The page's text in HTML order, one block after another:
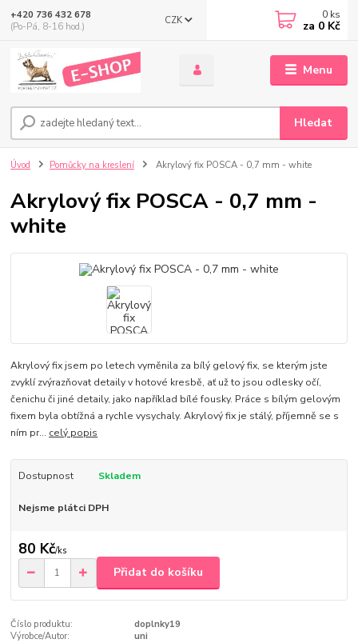
Menu
CZK
Hledat
+420 736 432 678
(Po-Pá, 8-16 hod.)
0 ks
za 0 Kč
Úvod Pomůcky na kreslení Akrylový fix POSCA - 0,7 mm - white
Akrylový fix POSCA - 0,7 mm -
white
Akrylový fix jsem po letech vyměnila za bílý gelový fix, se kterým jste
zvyklí zvýrazňovat detaily v hotové kresbě, ať už to jsou odlesky očí,
čenichu či jiné detaily, jako například bílé fousky. Práce s bílým gelovým
fixem byla obtížná a rychle vysychaly. Akrylový fix je stálý, příjemně se s
ním pr... celý popis
Dostupnost Skladem
Nejsme plátci DPH
80 Kč/ks
Přidat do košíku
Číslo produktu:
doplnky19
Výrobce/Autor:
uni